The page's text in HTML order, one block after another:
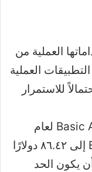
العملية من
العملية
للاستمرار
ووفقًا لتوقعات سعر توكن Basic Attention لعام
٢٠٤٠، من المتوقع أن يصل سعر BAT إلى ٨٦.٤٢ دولارًا
أن يكون الحد